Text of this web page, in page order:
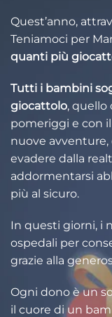
Quest’anno,
Teniamoci per
quanti più
Tutti i bambini
giocattolo, quello
pomeriggi e con
nuove avventure,
evadere dalla
addormentarsi
più al sicuro.
In questi giorni, i
ospedali per
grazie alla
Ogni dono è un
il cuore di un